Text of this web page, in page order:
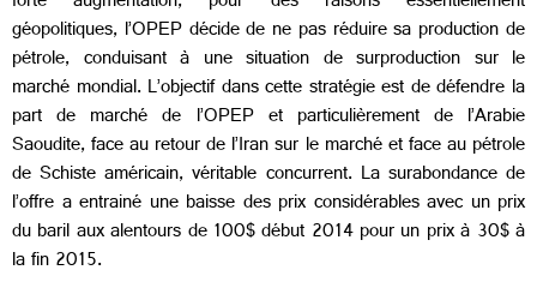
géopolitiques, l’OPEP décide de ne pas réduire sa production de
pétrole, conduisant à une situation de surproduction sur le
marché mondial. L’objectif dans cette stratégie est de défendre la
part de marché de l’OPEP et particulièrement de l’Arabie
Saoudite, face au retour de l’Iran sur le marché et face au pétrole
de Schiste américain, véritable concurrent. La surabondance de
l’offre a entrainé une baisse des prix considérables avec un prix
du baril aux alentours de 100$ début 2014 pour un prix à 30$ à
la fin 2015.